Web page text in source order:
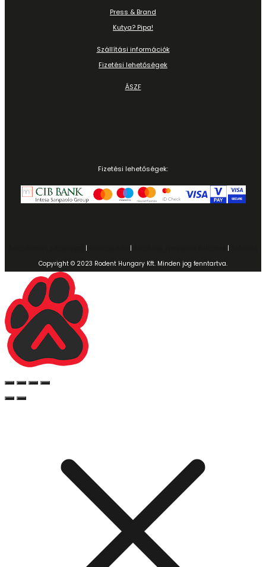
Press & Brand
Kutya? Pipa!
Szállítási információk
Fizetési lehetőségek
ÁSZF
Fizetési lehetőségek:
| | |
Copyright © 2023 Rodent Hungary Kft. Minden jog fenntartva.